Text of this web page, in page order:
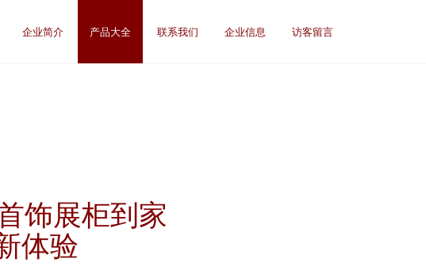
企业简介 产品大全 联系我们 企业信息 访客留言
饰展柜到家
体验